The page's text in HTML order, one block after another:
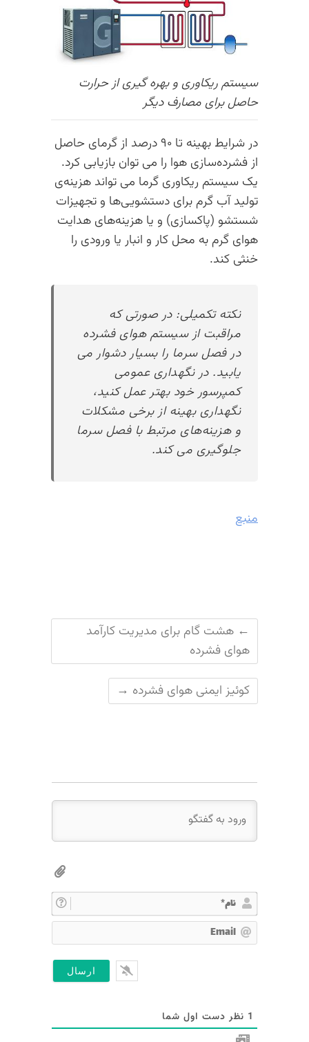
سیستم ریکاوری و بهره گیری از حرارت
حاصل برای مصارف دیگر
در شرایط بهینه تا ۹۰ درصد از گرمای حاصل
از فشرده‌سازی هوا را می توان بازیابی کرد.
یک سیستم ریکاوری گرما می تواند هزینه‌ی
تولید آب گرم برای دستشویی‌ها و تجهیزات
شستشو (پاکسازی) و یا هزینه‌های هدایت
هوای گرم به محل کار و انبار یا ورودی را
خنثی کند.
نکته تکمیلی: در صورتی که
مراقبت از سیستم هوای فشرده
در فصل سرما را بسیار دشوار می
یابید. در نگهداری عمومی
کمپرسور خود بهتر عمل کنید،
نگهداری بهینه از برخی مشکلات
و هزینه‌های مرتبط با فصل سرما
جلوگیری می کند.
منبع
← هشت گام برای مدیریت کارآمد
هوای فشرده
کوئیز ایمنی هوای فشرده →
ا
مm
1 نظر دست اول شما